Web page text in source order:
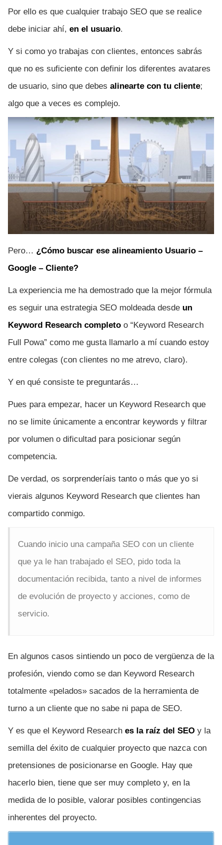
Por ello es que cualquier trabajo SEO que se realice
debe iniciar ahí, en el usuario.
Y si como yo trabajas con clientes, entonces sabrás
que no es suficiente con definir los diferentes avatares
de usuario, sino que debes alinearte con tu cliente;
algo que a veces es complejo.
Pero… ¿Cómo buscar ese alineamiento Usuario –
Google – Cliente?
La experiencia me ha demostrado que la mejor fórmula
es seguir una estrategia SEO moldeada desde un
Keyword Research completo o “Keyword Research
Full Powa” como me gusta llamarlo a mí cuando estoy
entre colegas (con clientes no me atrevo, claro).
Y en qué consiste te preguntarás…
Pues para empezar, hacer un Keyword Research que
no se limite únicamente a encontrar keywords y filtrar
por volumen o dificultad para posicionar según
competencia.
De verdad, os sorprenderíais tanto o más que yo si
vierais algunos Keyword Research que clientes han
compartido conmigo.
Cuando inicio una campaña SEO con un cliente
que ya le han trabajado el SEO, pido toda la
documentación recibida, tanto a nivel de informes
de evolución de proyecto y acciones, como de
servicio.
En algunos casos sintiendo un poco de vergüenza de la
profesión, viendo como se dan Keyword Research
totalmente «pelados» sacados de la herramienta de
turno a un cliente que no sabe ni papa de SEO.
Y es que el Keyword Research es la raíz del SEO y la
semilla del éxito de cualquier proyecto que nazca con
pretensiones de posicionarse en Google. Hay que
hacerlo bien, tiene que ser muy completo y, en la
medida de lo posible, valorar posibles contingencias
inherentes del proyecto.